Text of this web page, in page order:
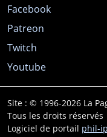
Facebook
Patreon
Twitch
Youtube
Site : © 1996-2026 La
Tous les droits réservés
Logiciel de portail phil-ip